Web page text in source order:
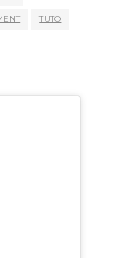
TUTO